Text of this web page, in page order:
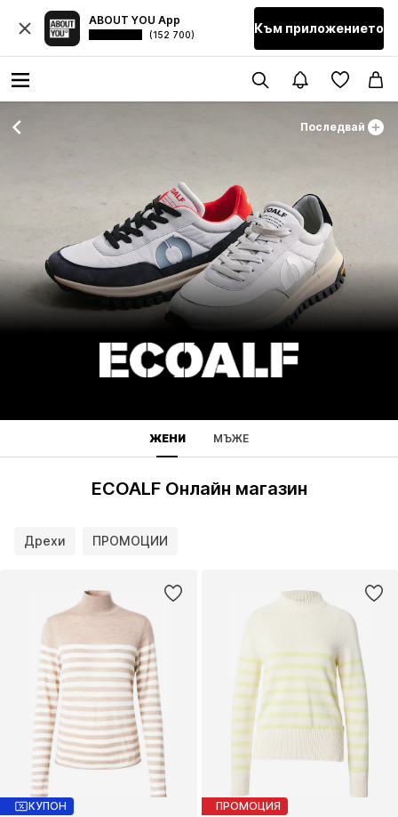
ABOUT YOU App
(152 700) Към приложението
Последвай
ЖЕНИ МЪЖЕ
ECOALF Онлайн магазин
Дрехи ПРОМОЦИИ
КУПОН ПРОМОЦИЯ